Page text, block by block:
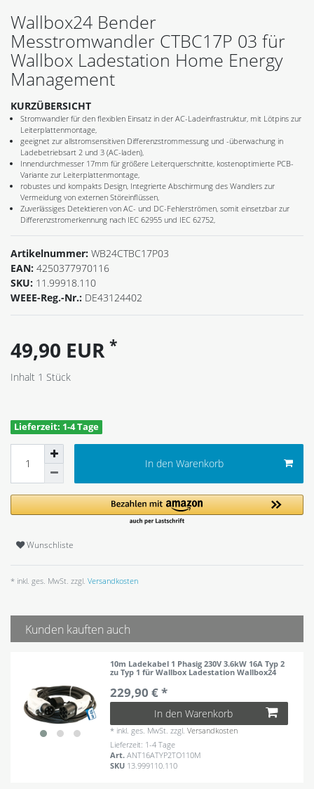
Wallbox24 Bender
Messtromwandler CTBC17P 03 für
Wallbox Ladestation Home Energy
Management
KURZÜBERSICHT
Stromwandler für den flexiblen Einsatz in der AC-Ladeinfrastruktur, mit Lötpins zur
Leiterplattenmontage,
geeignet zur allstromsensitiven Differenzstrommessung und -überwachung in
Ladebetriebsart 2 und 3 (AC-laden),
Innendurchmesser 17mm für größere Leiterquerschnitte, kostenoptimierte PCB-
Variante zur Leiterplattenmontage,
robustes und kompakts Design, Integrierte Abschirmung des Wandlers zur
Vermeidung von externen Störeinflüssen,
Zuverlässiges Detektieren von AC- und DC-Fehlerströmen, somit einsetzbar zur
Differenzstromerkennung nach IEC 62955 und IEC 62752,
Artikelnummer: WB24CTBC17P03
EAN: 4250377970116
SKU: 11.99918.110
WEEE-Reg.-Nr.: DE43124402
49,90 EUR *
Inhalt 1 Stück
Lieferzeit: 1-4 Tage
In den Warenkorb
Wunschliste
* inkl. ges. MwSt. zzgl. Versandkosten
Kunden kauften auch
10m Ladekabel 1 Phasig 230V 3.6kW 16A Typ 2
zu Typ 1 für Wallbox Ladestation Wallbox24
229,90 € *
In den Warenkorb
* inkl. ges. MwSt. zzgl.Versandkosten
Lieferzeit: 1-4 Tage
Art.ANT16ATYP2TO110M
SKU 13.999110.110